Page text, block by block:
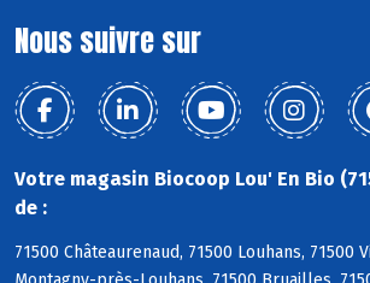
Nous suivre sur
Votre magasin Biocoop Lou' En Bio
de :
71500 Châteaurenaud, 71500 Louhans, 71500